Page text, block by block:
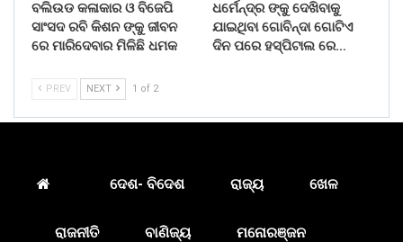
ବଲିଉଡ କଳାକାର ଓ ବିଜେପି
ସାଂସଦ ରବି କିଶନ ଙ୍କୁ ଜୀବନ
ରେ ମାରିଦେବାର ମିଳିଛି ଧମକ
ଧର୍ମେନ୍ଦ୍ର ଙ୍କୁ ଦେଖିବାକୁ
ଯାଇଥିବା ଗୋବିନ୍ଦା ଗୋଟିଏ
ଦିନ ପରେ ହସ୍ପିଟାଲ ରେ…
PREV NEXT 1 of 2
ଦେଶ- ବିଦେଶ ରାଜ୍ୟ ଖେଳ
ରାଜନୀତି ବାଣିଜ୍ୟ ମନୋରଞ୍ଜନ